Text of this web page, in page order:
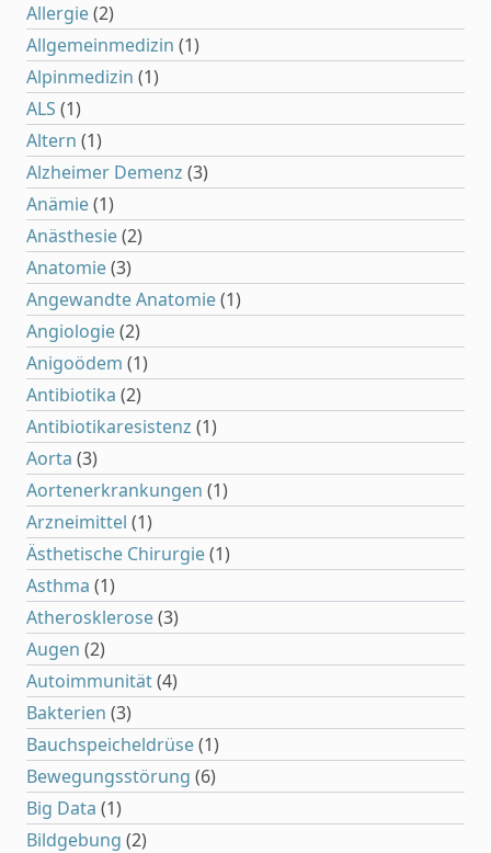
Allergie(2)
Allgemeinmedizin (1)
Alpinmedizin (1)
ALS (1)
Altern (1)
Alzheimer Demenz (3)
Anämie(1)
Anästhesie(2)
Anatomie(3)
Angewandte Anatomie(1)
Angiologie(2)
Anigoödem (1)
Antibiotika (2)
Antibiotikaresistenz (1)
Aorta (3)
Aortenerkrankungen (1)
Arzneimittel (1)
Ästhetische Chirurgie(1)
Asthma (1)
Atherosklerose(3)
Augen (2)
Autoimmunität(4)
Bakterien (3)
Bauchspeicheldrüse(1)
Bewegungsstörung (6)
Big Data (1)
Bildgebung (2)